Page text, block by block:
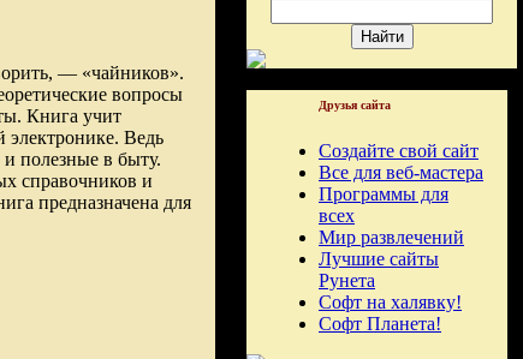
— «чайников».
вопросы
Книга учит
электронике. Ведь
полезные в быту.
справочников и
предназначена для
Друзья сайта
Создайте свой сайт
Все для веб-мастера
Программы для
всех
Мир развлечений
Лучшие сайты
Рунета
Софт на халявку!
Софт Планета!